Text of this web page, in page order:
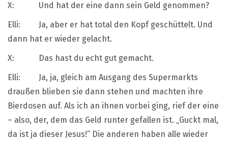
X: Und hat der eine dann sein Geld genommen?
Elli: Ja, aber er hat total den Kopf geschüttelt. Und
dann hat er wieder gelacht.
X: Das hast du echt gut gemacht.
Elli: Ja, ja, gleich am Ausgang des Supermarkts
draußen blieben sie dann stehen und machten ihre
Bierdosen auf. Als ich an ihnen vorbei ging, rief der eine
– also, der, dem das Geld runter gefallen ist. „Guckt mal,
da ist ja dieser Jesus!“ Die anderen haben alle wieder